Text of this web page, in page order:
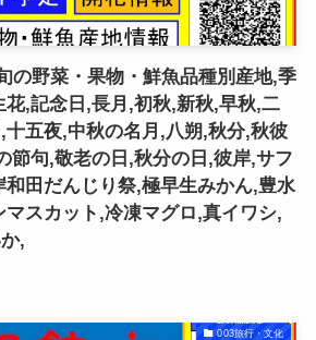
の野菜・果物・鮮魚品種別産地,季
,記念日,長月,初秋,新秋,早秋,二
十五夜,中秋の名月,八朔,秋分,秋彼
節句,敬老の日,秋分の日,彼岸,サフ
和田だんじり祭,極早生みかん,豊水
スカット,冷凍マグロ,真イワシ,
,
003旅行・文化